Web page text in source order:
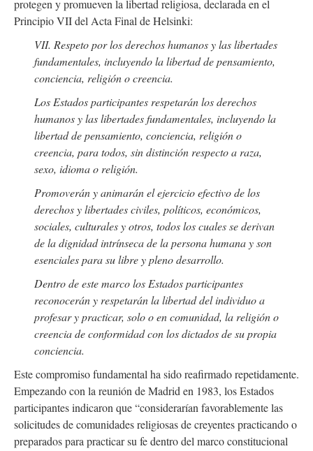
protegen y promueven la libertad religiosa, declarada en el
Principio VII del Acta Final de Helsinki:
VII. Respeto por los derechos humanos y las libertades
fundamentales, incluyendo la libertad de pensamiento,
conciencia, religión o creencia.
Los Estados participantes respetarán los derechos
humanos y las libertades fundamentales, incluyendo la
libertad de pensamiento, conciencia, religión o
creencia, para todos, sin distinción respecto a raza,
sexo, idioma o religión.
Promoverán y animarán el ejercicio efectivo de los
derechos y libertades civiles, políticos, económicos,
sociales, culturales y otros, todos los cuales se derivan
de la dignidad intrínseca de la persona humana y son
esenciales para su libre y pleno desarrollo.
Dentro de este marco los Estados participantes
reconocerán y respetarán la libertad del individuo a
profesar y practicar, solo o en comunidad, la religión o
creencia de conformidad con los dictados de su propia
conciencia.
Este compromiso fundamental ha sido reafirmado repetidamente.
Empezando con la reunión de Madrid en 1983, los Estados
participantes indicaron que “considerarían favorablemente las
solicitudes de comunidades religiosas de creyentes practicando o
preparados para practicar su fe dentro del marco constitucional